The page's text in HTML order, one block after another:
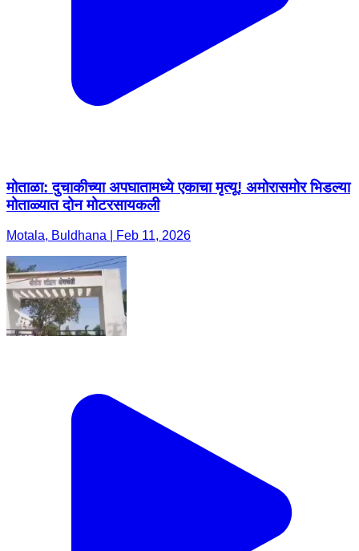
मोताळा: दुचाकीच्या अपघातामध्ये एकाचा मृत्यू! अमोरासमोर भिडल्या
मोताळ्यात दोन मोटरसायकली
Motala, Buldhana | Feb 11, 2026